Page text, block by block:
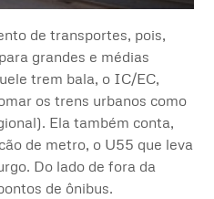
de transportes, pois,
grandes e médias
trem bala, o IC/EC,
os trens urbanos como
Ela também conta,
de metro, o U55 que leva
Do lado de fora da
de ônibus.